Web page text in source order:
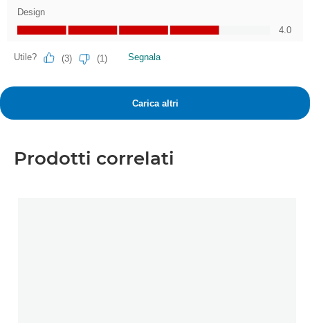
Prodotti correlati